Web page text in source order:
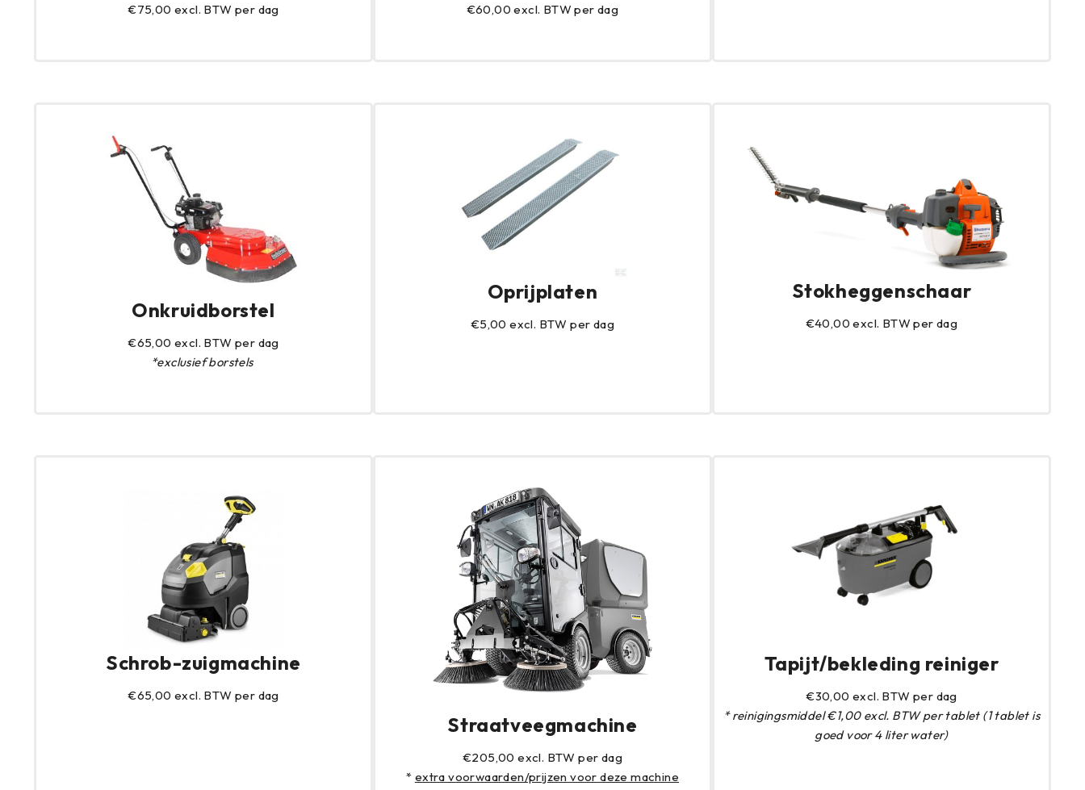
€75,00 excl. BTW per dag €60,00 excl. BTW per dag
Onkruidborstel
€65,00 excl. BTW per dag
*exclusief borstels
Oprijplaten
€5,00 excl. BTW per dag
Stokheggenschaar
€40,00 excl. BTW per dag
Schrob-zuigmachine
€65,00 excl. BTW per dag
Straatveegmachine
€205,00 excl. BTW per dag
* extra voorwaarden/prijzen voor deze machine
Tapijt/bekleding reiniger
€30,00 excl. BTW per dag
* reinigingsmiddel €1,00 excl. BTW per tablet (1 tablet is
goed voor 4 liter water)